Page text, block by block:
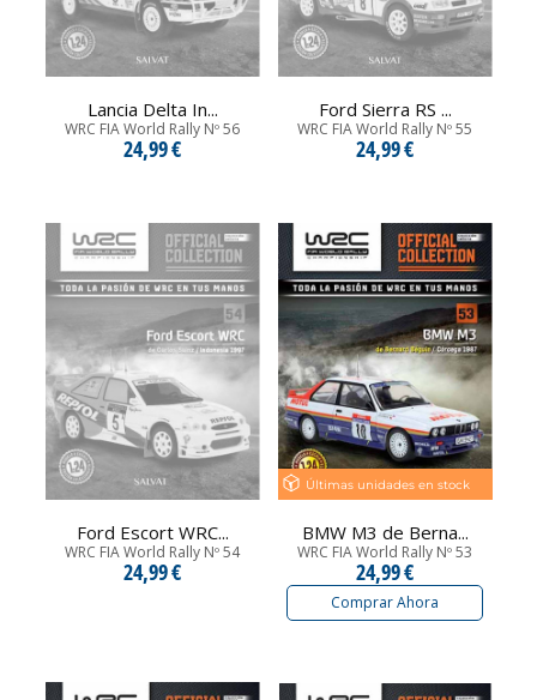
Lancia Delta In...
WRC FIA World Rally Nº 56
24,99 €
Ford Sierra RS ...
WRC FIA World Rally Nº 55
24,99 €
Ford Escort WRC...
WRC FIA World Rally Nº 54
24,99 €
Últimas unidades en stock
BMW M3 de Berna...
WRC FIA World Rally Nº 53
24,99 €
Comprar Ahora